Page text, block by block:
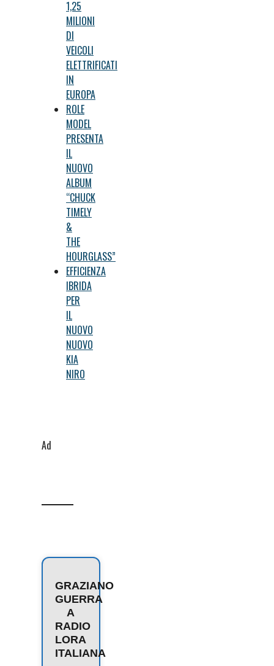
1,25
MILIONI
DI
VEICOLI
ELETTRIFICATI
IN
EUROPA
ROLE
MODEL
PRESENTA
IL
NUOVO
ALBUM
“CHUCK
TIMELY
&
THE
HOURGLASS”
EFFICIENZA
IBRIDA
PER
IL
NUOVO
NUOVO
KIA
NIRO
Ad
GRAZIANO
GUERRA
A
RADIO
LORA
ITALIANA